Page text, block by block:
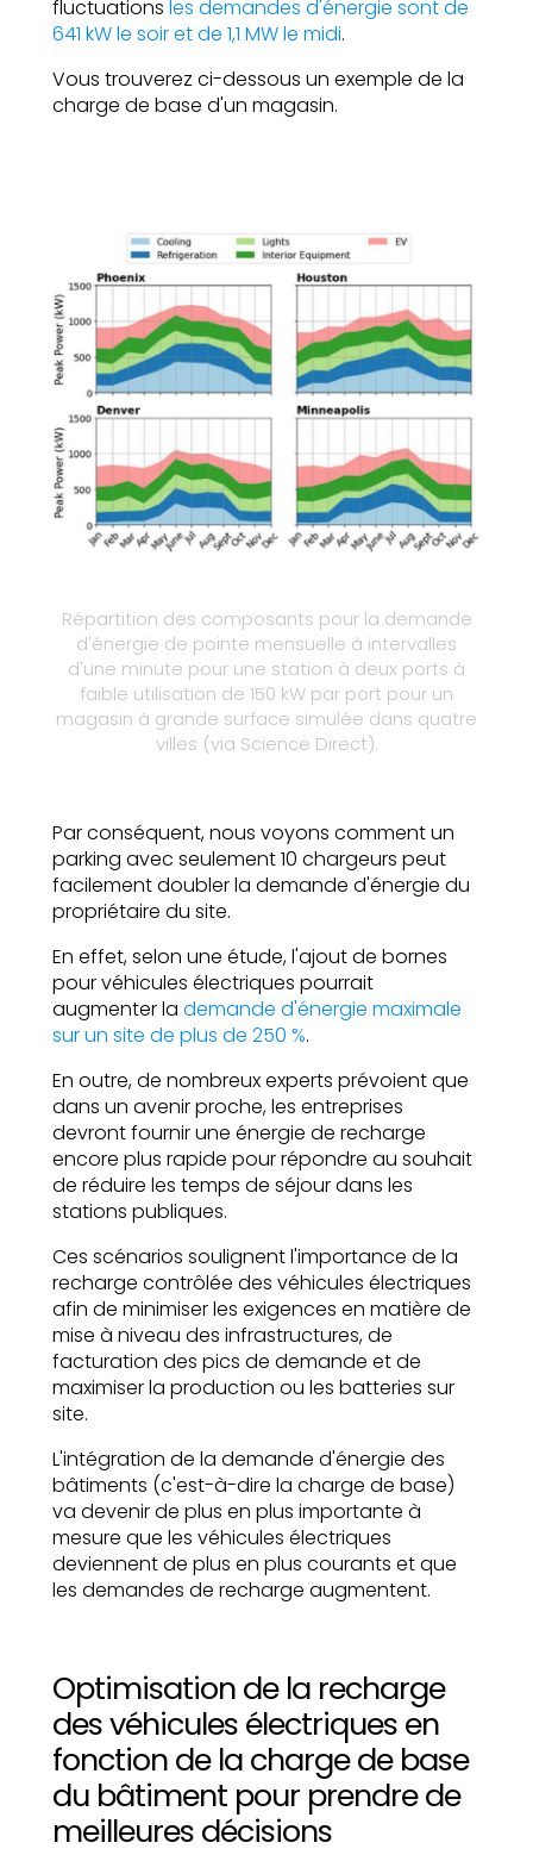
fluctuationsles demandes d'énergie sont de
641 kW le soir et de 1,1 MW le midi.
Vous trouverez ci-dessous un exemple de la
charge de base d'un magasin.
Répartition des composants pour la demande
d'énergie de pointe mensuelle à intervalles
d'une minute pour une station à deux ports à
faible utilisation de 150 kW par port pour un
magasin à grande surface simulée dans quatre
villes (via Science Direct).
Par conséquent, nous voyons comment un
parking avec seulement 10 chargeurs peut
facilement doubler la demande d'énergie du
propriétaire du site.
En effet, selon une étude, l'ajout de bornes
pour véhicules électriques pourrait
augmenter lademande d'énergie maximale
sur un site de plus de 250 %.
En outre, de nombreux experts prévoient que
dans un avenir proche, les entreprises
devront fournir une énergie de recharge
encore plus rapide pour répondre au souhait
de réduire les temps de séjour dans les
stations publiques.
Ces scénarios soulignent l'importance de la
recharge contrôlée des véhicules électriques
afin de minimiser les exigences en matière de
mise à niveau des infrastructures, de
facturation des pics de demande et de
maximiser la production ou les batteries sur
site.
L'intégration de la demande d'énergie des
bâtiments (c'est-à-dire la charge de base)
va devenir de plus en plus importante à
mesure que les véhicules électriques
deviennent de plus en plus courants et que
les demandes de recharge augmentent.
Optimisation de la recharge
des véhicules électriques en
fonction de la charge de base
du bâtiment pour prendre de
meilleures décisions